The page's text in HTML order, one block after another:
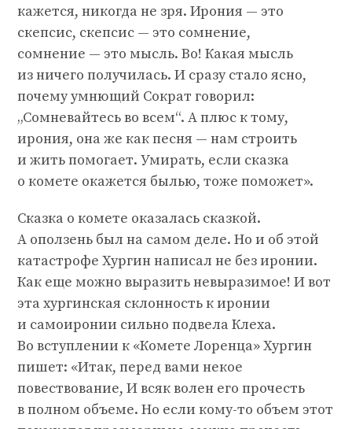
кажется, никогда не зря. Ирония — это
скепсис, скепсис — это сомнение,
сомнение — это мысль. Во! Какая мысль
из ничего получилась. И сразу стало ясно,
почему умнющий Сократ говорил:
„Сомневайтесь во всем“. А плюс к тому,
ирония, она же как песня — нам строить
и жить помогает. Умирать, если сказка
о комете окажется былью, тоже поможет».
Сказка о комете оказалась сказкой.
А оползень был на самом деле. Но и об этой
катастрофе Хургин написал не без иронии.
Как еще можно выразить невыразимое! И вот
эта хургинская склонность к иронии
и самоиронии сильно подвела Клеха.
Во вступлении к «Комете Лоренца» Хургин
пишет: «Итак, перед вами некое
повествование, И всяк волен его прочесть
в полном объеме. Но если кому-то объем этот